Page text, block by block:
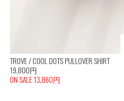
TROVE / COOL DOTS PULLOVER SHIRT
19,800円
ON SALE 13,860円